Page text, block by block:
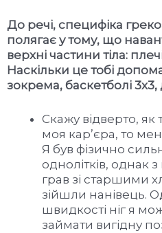
До речі, специфіка
полягає у тому, що
верхні частини тіла:
Наскільки це тобі
зокрема, баскетболі
Скажу відверто, як
моя кар’єра, то
Я був фізично
однолітків, однак
грав зі старшими
зійшли нанівець.
швидкості ніг я
займати вигідну